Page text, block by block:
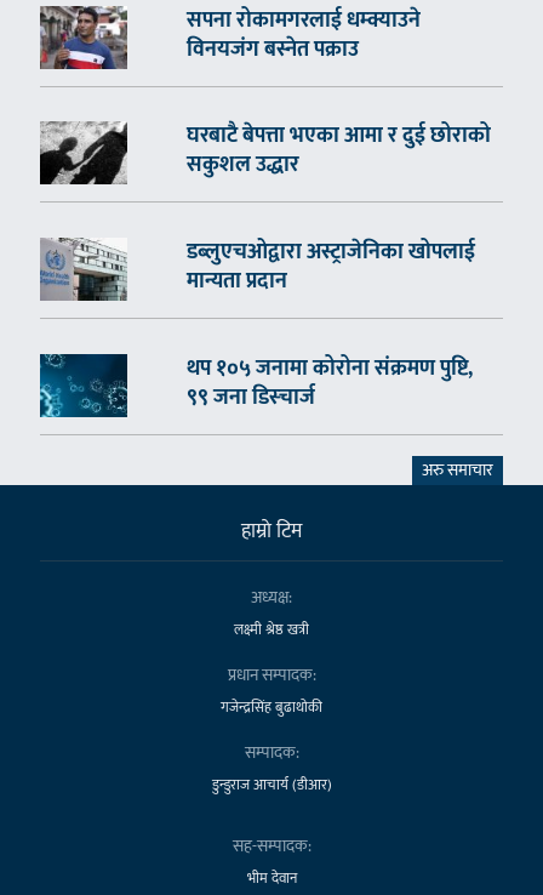
सपना रोकामगरलाई धम्क्याउने
विनयजंग बस्नेत पक्राउ
घरबाटै बेपत्ता भएका आमा र दुई छोराको
सकुशल उद्धार
डब्लुएचओद्वारा अस्ट्राजेनिका खोपलाई
मान्यता प्रदान
थप १०५ जनामा कोरोना संक्रमण पुष्टि,
९९ जना डिस्चार्ज
अरु समाचार
हाम्राे टिम
अध्यक्ष:
लक्ष्मी श्रेष्ठ खत्री
प्रधान सम्पादक:
गजेन्द्रसिंह बुढाथोकी
सम्पादक:
डुन्डुराज आचार्य (डीआर)
सह-सम्पादक:
भीम देवान